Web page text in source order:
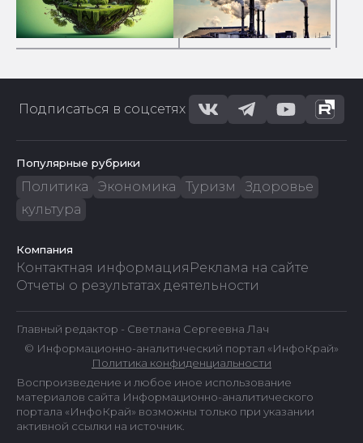
Подписаться в соцсетях
Популярные рубрики
Политика Экономика Туризм
Здоровье
культура
Компания
Контактная информация Реклама на сайте
Отчеты о результатах деятельности
Главный редактор - Светлана Сергеевна Лач
© Информационно-аналитический портал «ИнфоКрай»
Политика конфиденциальности
Воспроизведение и любое иное использование
материалов сайта Информационно-аналитического
портала «ИнфоКрай» возможны только при указании
активной ссылки на источник.